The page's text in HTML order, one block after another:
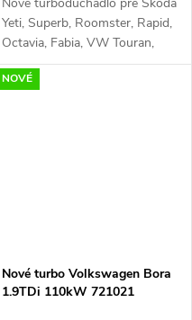
Yeti, Superb, Roomster, Rapid,
Octavia, Fabia, VW Touran,
Polo, Passat, Jetta, Golf, Caddy,
Beetle, Seat Toledo, Ibiza, Leon,
NOVÉ
Nové turbo Volkswagen Bora
1.9TDi 110kW 721021